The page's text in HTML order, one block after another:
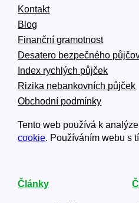
Kontakt
Blog
Finanční gramotnost
Desatero bezpečného
Index rychlých půjček
Rizika nebankovních půjček
Obchodní podmínky
Tento web používá k
cookie. Používáním webu s
Články